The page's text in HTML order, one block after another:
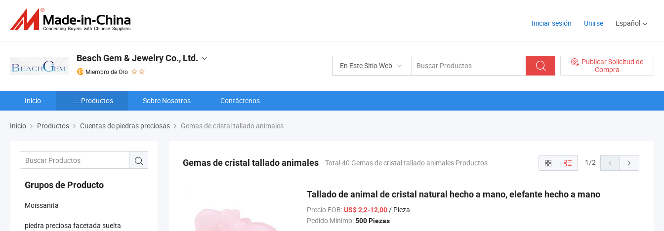
Iniciar sesión Unirse Español
En Este Sitio Web
Publicar Solicitud de
Compra
Beach Gem & Jewelry Co., Ltd.
Miembro de Oro
Inicio Productos Sobre Nosotros Contáctenos
Inicio Productos Cuentas de piedras preciosas Gemas de cristal tallado animales
Grupos de Producto
Moissanita
piedra preciosa facetada suelta
Gemas de cristal tallado animales Total 40 Gemas de cristal tallado animales Productos 1/2
Tallado de animal de cristal natural hecho a mano, elefante hecho a mano
Precio FOB:US$ 2,2-12,00/ Pieza
Pedido Mínimo:500 Piezas